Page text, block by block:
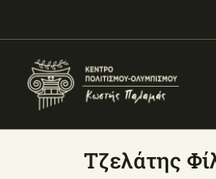
ΟΛΥΜΠΙΣΜΟΣΤζελάτης